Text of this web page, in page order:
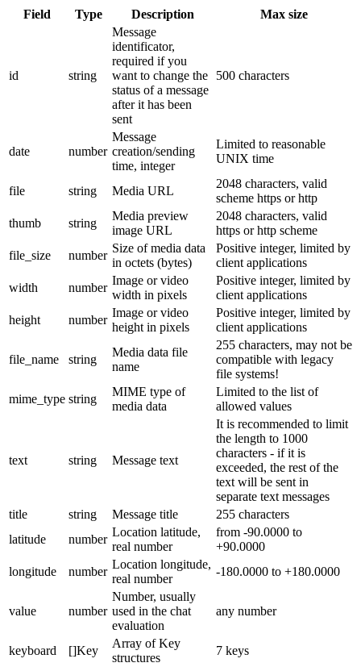
Field Type Description Max size
id string
Message
identificator,
required if you
want to change the
status of a message
after it has been
sent
500 characters
date number
Message
creation/sending
time, integer
Limited to reasonable
UNIX time
file string Media URL
2048 characters, valid
scheme https or http
thumb
string
Media preview
image URL
2048 characters, valid
https or http scheme
file_size
number
Size of media data
in octets (bytes)
Positive integer, limited by
client applications
width
number
Image or video
width in pixels
Positive integer, limited by
client applications
height
number
Image or video
height in pixels
Positive integer, limited by
client applications
file_name string
Media data file
name
255 characters, may not be
compatible with legacy
file systems!
mime_type string
MIME type of
media data
Limited to the list of
allowed values
text string Message text
It is recommended to limit
the length to 1000
characters - if it is
exceeded, the rest of the
text will be sent in
separate text messages
title
string Message title
255 characters
latitude
number
Location latitude,
real number
from -90.0000 to
+90.0000
longitude
number
Location longitude,
real number
-180.0000 to +180.0000
value number
Number, usually
used in the chat
evaluation
any number
keyboard []Key
Array of Key
structures
7 keys